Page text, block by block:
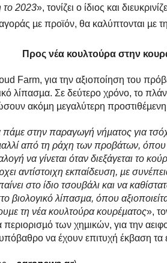
το 2023», τονίζει ο ίδιος και
µε προϊόν, θα καλύπτονται µε
Προς νέα κουλτούρα στην
Farm, για την αξιοποίηση του
λίπασµα. Σε δεύτερο χρόνο, το
ακόµη µεγαλύτερη
στην παραγωγή νήµατος για
από τη ράχη των προβάτων, όπου
να γίνεται όταν διεξάγεται το
αντίστοιχη εκπαίδευση, µε
στο ίδιο τσουβάλι και να
βιολογικό λίπασµα, όπου
τη νέα κουλτούρα κουρέµατος»,
περιορισµό των χηµικών, για την
να έχουν επιτυχή έκβαση τα